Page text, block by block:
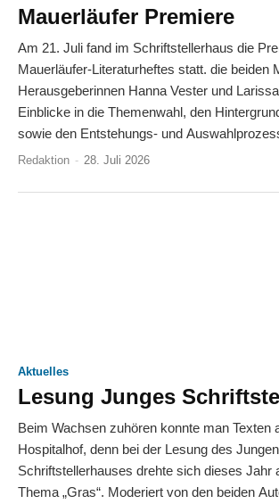
Mauerläufer Premiere
Am 21. Juli fand im Schriftstellerhaus die
Mauerläufer-Literaturheftes statt. die beiden
Herausgeberinnen Hanna Vester und
Einblicke in die Themenwahl, den
sowie den Entstehungs- und
Redaktion - 28. Juli 2026
Aktuelles
Lesung Junges
Beim Wachsen zuhören konnte man Texten
Hospitalhof, denn bei der Lesung des Jungen
Schriftstellerhauses drehte sich dieses Jahr
Thema „Gras“. Moderiert von den beiden